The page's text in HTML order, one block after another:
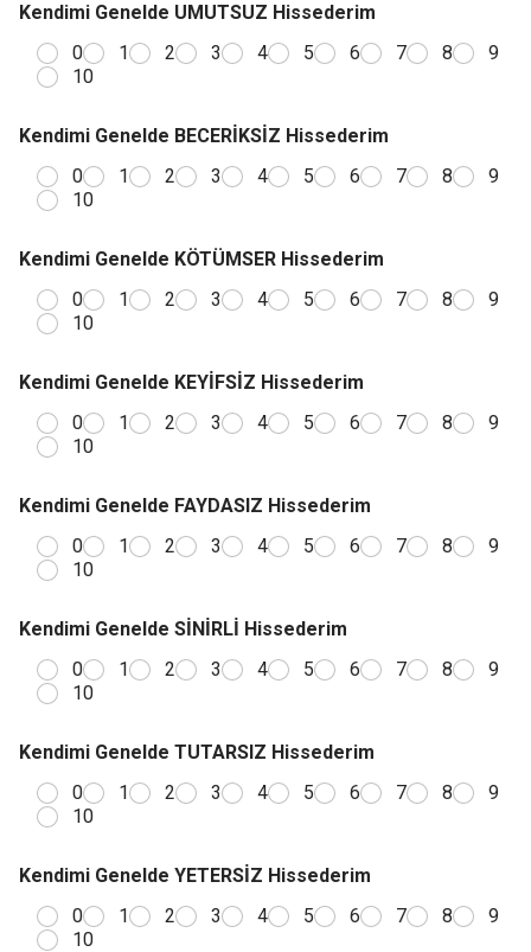
Kendimi Genelde UMUTSUZ Hissederim
0
1 2 3 4 5 6 7 8
9
10
Kendimi Genelde BECERİKSİZ Hissederim
0
1 2 3 4 5 6 7 8
9
10
Kendimi Genelde KÖTÜMSER Hissederim
0
1 2 3 4 5 6 7 8
9
10
Kendimi Genelde KEYİFSİZ Hissederim
0
1 2 3 4 5 6 7 8
9
10
Kendimi Genelde FAYDASIZ Hissederim
0
1 2 3 4 5 6 7 8
9
10
Kendimi Genelde SİNİRLİ Hissederim
0
1 2 3 4 5 6 7 8
9
10
Kendimi Genelde TUTARSIZ Hissederim
0
1 2 3 4 5 6 7 8
9
10
Kendimi Genelde YETERSİZ Hissederim
0
1 2 3 4 5 6 7 8
9
10